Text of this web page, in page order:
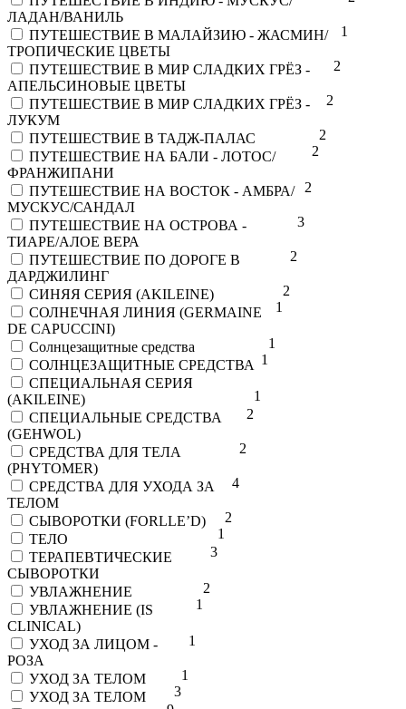
ЛАДАН/ВАНИЛЬ
1
ПУТЕШЕСТВИЕ В МАЛАЙЗИЮ - ЖАСМИН/
ТРОПИЧЕСКИЕ ЦВЕТЫ
2
ПУТЕШЕСТВИЕ В МИР СЛАДКИХ ГРЁЗ -
АПЕЛЬСИНОВЫЕ ЦВЕТЫ
2
ПУТЕШЕСТВИЕ В МИР СЛАДКИХ ГРЁЗ -
ЛУКУМ
2
ПУТЕШЕСТВИЕ В ТАДЖ-ПАЛАС
2
ПУТЕШЕСТВИЕ НА БАЛИ - ЛОТОС/
ФРАНЖИПАНИ
2
ПУТЕШЕСТВИЕ НА ВОСТОК - АМБРА/
МУСКУС/САНДАЛ
3
ПУТЕШЕСТВИЕ НА ОСТРОВА -
ТИАРЕ/АЛОЕ ВЕРА
2
ПУТЕШЕСТВИЕ ПО ДОРОГЕ В
ДАРДЖИЛИНГ
2
СИНЯЯ СЕРИЯ (AKILEINE)
1
СОЛНЕЧНАЯ ЛИНИЯ (GERMAINE
DE CAPUCCINI)
1
Солнцезащитные средства
1
СОЛНЦЕЗАЩИТНЫЕ СРЕДСТВА
1
СПЕЦИАЛЬНАЯ СЕРИЯ
(AKILEINE)
2
СПЕЦИАЛЬНЫЕ СРЕДСТВА
(GEHWOL)
2
СРЕДСТВА ДЛЯ ТЕЛА
(PHYTOMER)
4
СРЕДСТВА ДЛЯ УХОДА ЗА
ТЕЛОМ
2
СЫВОРОТКИ (FORLLE’D)
1
ТЕЛО
3
ТЕРАПЕВТИЧЕСКИЕ
СЫВОРОТКИ
2
УВЛАЖНЕНИЕ
1
УВЛАЖНЕНИЕ (IS
CLINICAL)
1
УХОД ЗА ЛИЦОМ -
РОЗА
1
УХОД ЗА ТЕЛОМ
3
УХОД ЗА ТЕЛОМ